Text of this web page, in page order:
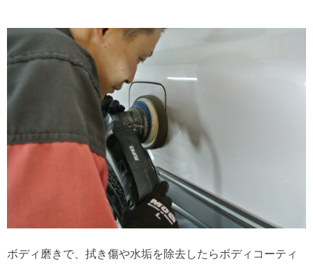
ボディ磨きで、拭き傷や水垢を除去したらボディコーティ